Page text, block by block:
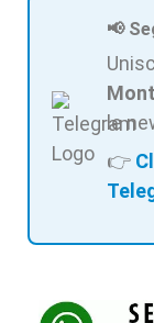
📢
le
👉